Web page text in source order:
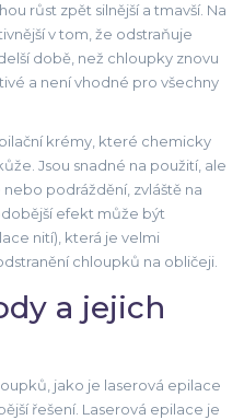
růst zpět silnější a tmavší. Na
v tom, že odstraňuje
době, než chloupky znovu
a není vhodné pro všechny
krémy, které chemicky
Jsou snadné na použití, ale
podráždění, zvláště na
efekt může být
nití), která je velmi
chloupků na obličeji.
a jejich
jako je laserová epilace
řešení. Laserová epilace je